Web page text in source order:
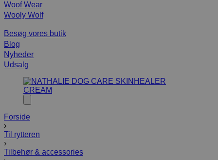
Woof Wear
Wooly Wolf
Besøg vores butik
Blog
Nyheder
Udsalg
Forside
›
Til rytteren
›
Tilbehør & accessories